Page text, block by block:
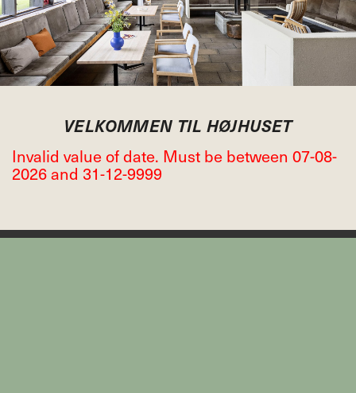
VELKOMMEN TIL HØJHUSET
Invalid value of date. Must be between 07-08-
2026 and 31-12-9999